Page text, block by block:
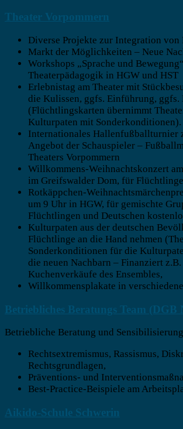
Theater Vorpommern
Diverse Projekte zur Integration von
Markt der Möglichkeiten – Neue
Workshops „Sprache und
Theaterpädagogik in HGW und HST
Erlebnistag am Theater mit
die Kulissen, ggfs. Einführung,
(Flüchtlingskarten übernimmt
Kulturpaten mit Sonderkonditionen).
Internationales Hallenfußballturnier
Angebot der Schauspieler –
Theaters Vorpommern
Willkommens-Weihnachtskonzert
im Greifswalder Dom, für
Rotkäppchen-
um 9 Uhr in HGW, für gemischte
Flüchtlingen und Deutschen
Kulturpaten aus der deutschen
Flüchtlinge an die Hand nehmen
Sonderkonditionen für die
die neuen Nachbarn – Finanziert
Kuchenverkäufe des Ensembles,
Willkommensplakate in
Betriebliches Beratungs Team (DGB
Betriebliche Beratung und
Rechtsextremismus, Rassismus,
Rechtsgrundlagen,
Präventions- und
Best-Practice-Beispiele am
Aikido-Schule Schwerin